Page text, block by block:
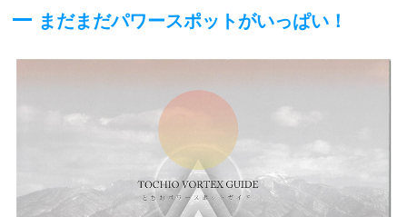
まだまだパワースポットがいっぱい！